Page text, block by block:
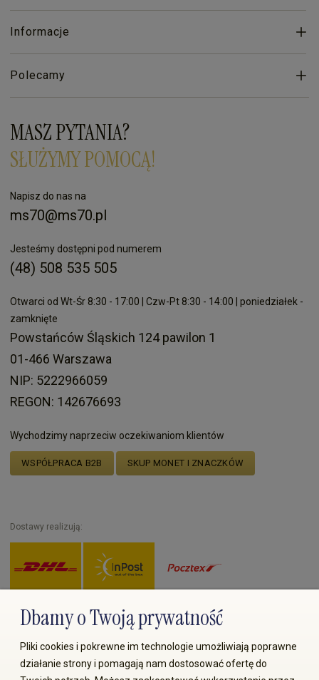
Informacje
Polecamy
MASZ PYTANIA?
SŁUŻYMY POMOCĄ!
Napisz do nas na
ms70@ms70.pl
Jesteśmy dostępni pod numerem
(48) 508 535 505
Otwarci od Wt-Śr 8:30 - 17:00 | Czw-Pt 8:30 - 14:00 | poniedziałek -
zamknięte
Powstańców Śląskich 124 pawilon 1
01-466 Warszawa
NIP: 5222966059
REGON: 142676693
Wychodzimy naprzeciw oczekiwaniom klientów
WSPÓŁPRACA B2B SKUP MONET I ZNACZKÓW
Dostawy realizują:
Zapłać przez:
Dbamy o Twoją prywatność
Pliki cookies i pokrewne im technologie umożliwiają poprawne
działanie strony i pomagają nam dostosować ofertę do